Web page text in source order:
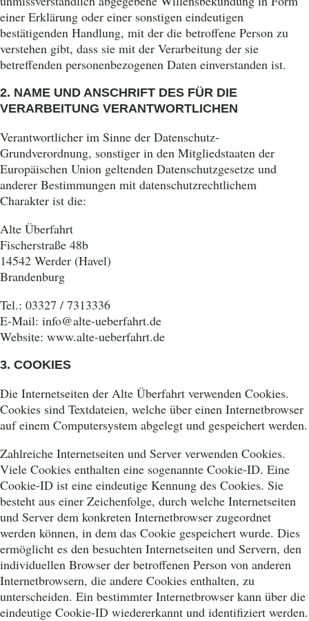
einer Erklärung oder einer sonstigen eindeutigen
bestätigenden Handlung, mit der die betroffene Person zu
verstehen gibt, dass sie mit der Verarbeitung der sie
betreffenden personenbezogenen Daten einverstanden ist.
2. NAME UND ANSCHRIFT DES FÜR DIE
VERARBEITUNG VERANTWORTLICHEN
Verantwortlicher im Sinne der Datenschutz-
Grundverordnung, sonstiger in den Mitgliedstaaten der
Europäischen Union geltenden Datenschutzgesetze und
anderer Bestimmungen mit datenschutzrechtlichem
Charakter ist die:
Alte Überfahrt
Fischerstraße 48b
14542 Werder (Havel)
Brandenburg
Tel.: 03327 / 7313336
E-Mail: info@alte-ueberfahrt.de
Website: www.alte-ueberfahrt.de
3. COOKIES
Die Internetseiten der Alte Überfahrt verwenden Cookies.
Cookies sind Textdateien, welche über einen Internetbrowser
auf einem Computersystem abgelegt und gespeichert werden.
Zahlreiche Internetseiten und Server verwenden Cookies.
Viele Cookies enthalten eine sogenannte Cookie-ID. Eine
Cookie-ID ist eine eindeutige Kennung des Cookies. Sie
besteht aus einer Zeichenfolge, durch welche Internetseiten
und Server dem konkreten Internetbrowser zugeordnet
werden können, in dem das Cookie gespeichert wurde. Dies
ermöglicht es den besuchten Internetseiten und Servern, den
individuellen Browser der betroffenen Person von anderen
Internetbrowsern, die andere Cookies enthalten, zu
unterscheiden. Ein bestimmter Internetbrowser kann über die
eindeutige Cookie-ID wiedererkannt und identifiziert werden.